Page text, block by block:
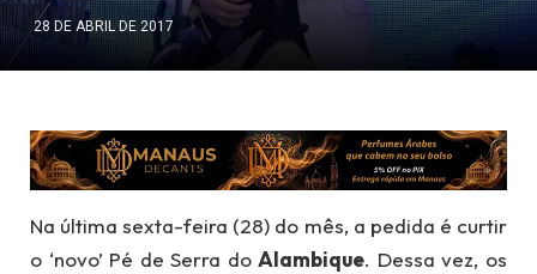
28 DE ABRIL DE 2017
Na última sexta-feira (28) do mês, a pedida é curtir
o ‘novo’ Pé de Serra doAlambique. Dessa vez, os